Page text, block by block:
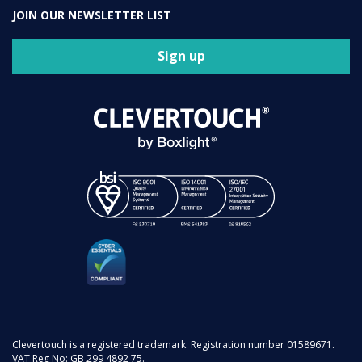
JOIN OUR NEWSLETTER LIST
Sign up
Clevertouch is a registered trademark. Registration number 01589671.
VAT Reg No: GB 299 4892 75.